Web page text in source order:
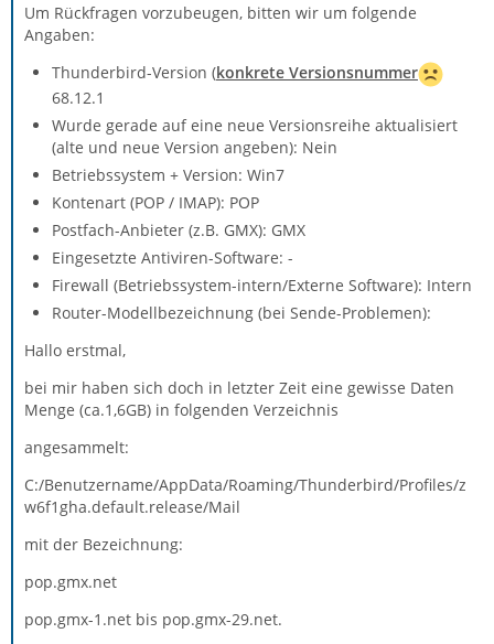
Um Rückfragen vorzubeugen, bitten wir um folgende
Angaben:
Thunderbird-Version (konkrete Versionsnummer
68.12.1
Wurde gerade auf eine neue Versionsreihe aktualisiert
(alte und neue Version angeben): Nein
Betriebssystem + Version: Win7
Kontenart (POP / IMAP): POP
Postfach-Anbieter (z.B. GMX): GMX
Eingesetzte Antiviren-Software: -
Firewall (Betriebssystem-intern/Externe Software): Intern
Router-Modellbezeichnung (bei Sende-Problemen):
Hallo erstmal,
bei mir haben sich doch in letzter Zeit eine gewisse Daten
Menge (ca.1,6GB) in folgenden Verzeichnis
angesammelt:
C:/Benutzername/AppData/Roaming/Thunderbird/Profiles/z
w6f1gha.default.release/Mail
mit der Bezeichnung:
pop.gmx.net
pop.gmx-1.net bis pop.gmx-29.net.